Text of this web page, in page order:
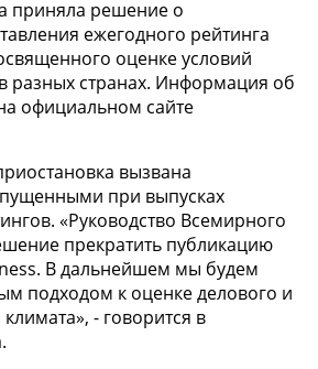
приняла решение о
ежегодного рейтинга
оценке условий
разных странах. Информация об
официальном сайте
вызвана
при выпусках
«Руководство Всемирного
прекратить публикацию
В дальнейшем мы будем
подходом к оценке делового и
- говорится в